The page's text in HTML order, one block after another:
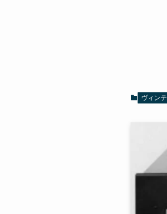
ヴィン